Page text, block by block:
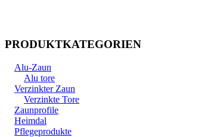
PRODUKTKATEGORIEN
Alu-Zaun
Alu tore
Verzinkter Zaun
Verzinkte Tore
Zaunprofile
Heimdal
Pflegeprodukte